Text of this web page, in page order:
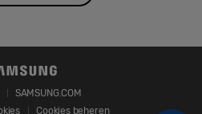
SAMSUNG.COM
Cookies beheren